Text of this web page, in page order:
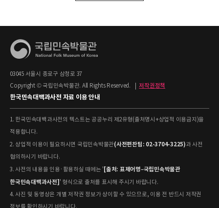
03045 서울시 종로구 삼청로 37
Copyright © 국립민속박물관. All Rights Reserved.
저작권정책
한국민속대백과사전 자료 이용 안내
1. 한국민속대백과사전의 텍스트는 공공누리 제2유형(출처명시+상업적 이용금지)을
적용합니다.
2. 상업적 이용이 필요하시면 국립민속박물관(사전편찬팀: 02-3704-3225)과 사전
협의하시기 바랍니다.
3. 사전의 내용을 인용·활용하실 때에는 ' [출처: 표제어명–국립민속박물관
한국민속대백과사전] ' 형식으로 출처를 표시해 주시기 바랍니다.
4. 사진 및 동영상은 개별 저작권 정보가 상이할 수 있으므로, 이용 전 반드시 저작권
정보를 확인하시기 바랍니다.